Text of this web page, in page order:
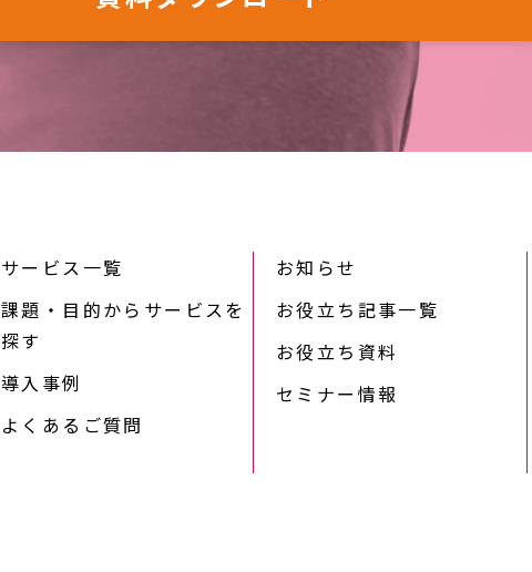
サービス一覧
課題・目的からサービスを
探す
導入事例
よくあるご質問
お知らせ
お役立ち記事一覧
お役立ち資料
セミナー情報